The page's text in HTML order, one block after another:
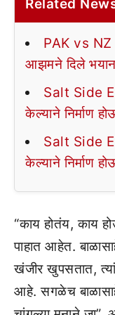
Related
PAK vs NZ
आझमने दिले
Salt Side
केल्याने निर्माण
Salt Side
केल्याने निर्माण
“काय होतंय, काय
पाहात आहेत.
खंजीर खुपसतात,
आहे. सगळेच